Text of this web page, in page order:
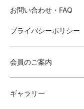
お問い合わせ・FAQ
プライバシーポリシー
会員のご案内
ギャラリー